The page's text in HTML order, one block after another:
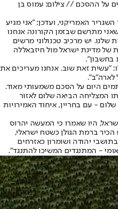
על ההסכם // צילום: עמוס בן
האמריקני, ועדכן: "אני מגיע
שאני מתרשם שבזמן הקורונה אנחנו
יש מרכיב טכנולוגי מרשים
של מדינת ישראל מול חיזבאללה
בחשבון".
"עשית זאת שוב. אנחנו מעריכים את
לארה"ב".
היום על הסכם משמעותי מאוד.
המצליחה הביאה שלום לאזור
- עם בחריין, איחוד האמירויות
היו שאמרו כי המעשה יהרוס
ברמת הגולן כשטח ישראלי,
יהודה ושומרון כאזרחים
- המתנגדים המשיכו להתנגד".